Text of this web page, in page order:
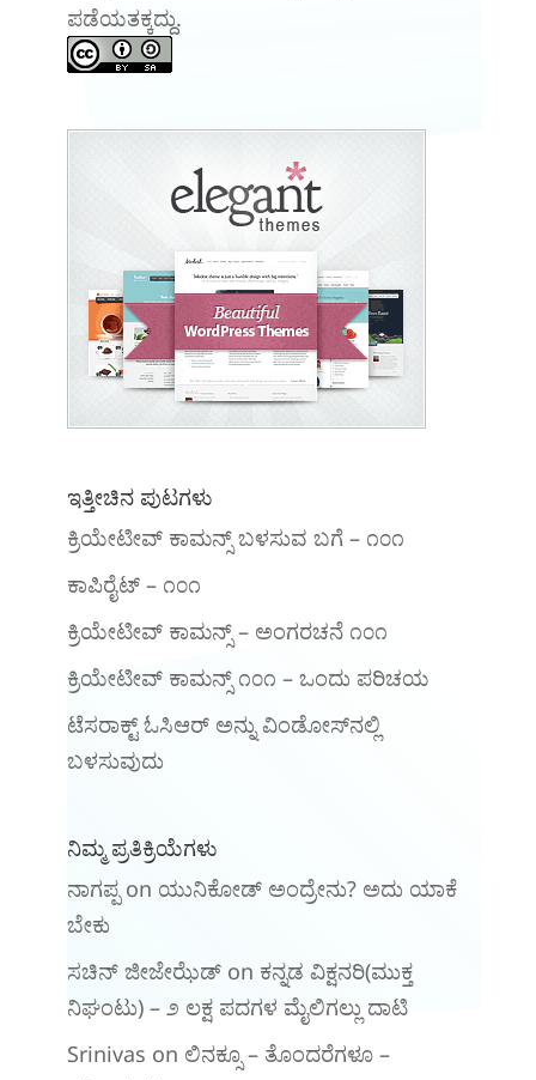
ಪಡೆಯತಕ್ಕದ್ದು.
ಇತ್ತೀಚಿನ ಪುಟಗಳು
ಕ್ರಿಯೇಟೀವ್ ಕಾಮನ್ಸ್ ಬಳಸುವ ಬಗೆ – ೧೦೧
ಕಾಪಿರೈಟ್ – ೧೦೧
ಕ್ರಿಯೇಟೀವ್ ಕಾಮನ್ಸ್ – ಅಂಗರಚನೆ ೧೦೧
‍ಕ್ರಿಯೇಟೀವ್ ಕಾಮನ್ಸ್ ೧೦೧‌ – ಒಂದು ಪರಿಚಯ
ಟೆಸರಾಕ್ಟ್ ಓಸಿಆರ್ ಅನ್ನು ವಿಂಡೋಸ್‌ನಲ್ಲಿ
ಬಳಸುವುದು
ನಿಮ್ಮ ಪ್ರತಿಕ್ರಿಯೆಗಳು
ನಾಗಪ್ಪon ಯುನಿಕೋಡ್ ಅಂದ್ರೇನು? ಅದು ಯಾಕೆ
ಬೇಕು
ಸಚಿನ್ ಜೀಜೇಝೆಡ್on ಕನ್ನಡ ವಿಕ್ಷನರಿ‌(ಮುಕ್ತ
ನಿಘಂಟು) – ೨ ಲಕ್ಷ ಪದಗಳ ಮೈಲಿಗಲ್ಲು ದಾಟಿ
Srinivas on ಲಿನಕ್ಸೂ – ತೊಂದರೆಗಳೂ –